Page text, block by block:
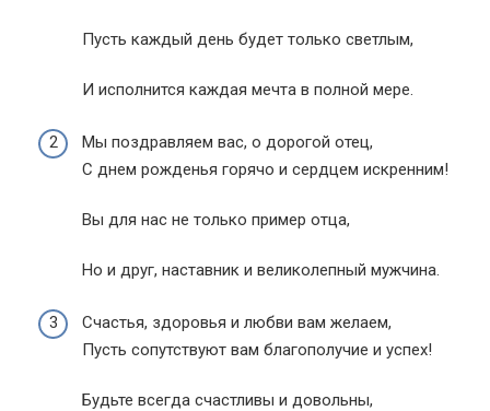
Пусть каждый день будет только светлым,
И исполнится каждая мечта в полной мере.
Мы поздравляем вас, о дорогой отец,
С днем рожденья горячо и сердцем искренним!
Вы для нас не только пример отца,
Но и друг, наставник и великолепный мужчина.
Счастья, здоровья и любви вам желаем,
Пусть сопутствуют вам благополучие и успех!
Будьте всегда счастливы и довольны,